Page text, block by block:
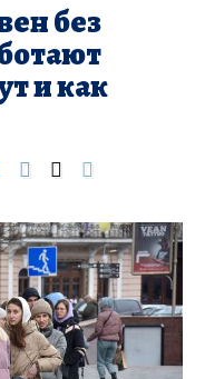
без
и как